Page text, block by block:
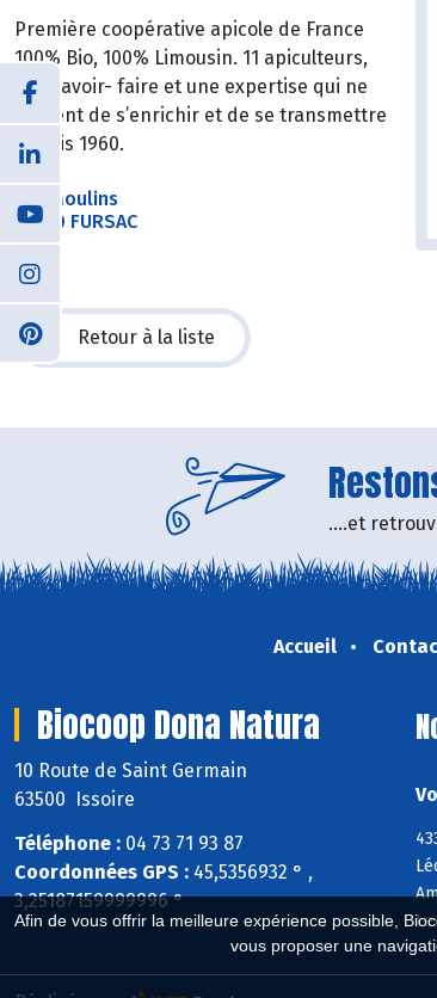
Afin de vous offrir la meilleure expérience possible,
vous proposer une
Première coopérative apicole de France
100% Bio, 100% Limousin. 11 apiculteurs,
des savoir- faire et une expertise qui ne
cessent de s’enrichir et de se transmettre
depuis 1960.
Les Moulins
23290 FURSAC
Retour à la liste
....et
Accueil
Biocoop Dona Natura
10 Route de Saint Germain
63500 Issoire
Téléphone : 04 73 71 93 87
Coordonnées GPS : 45,5356932 ° ,
3,25187159999996 °